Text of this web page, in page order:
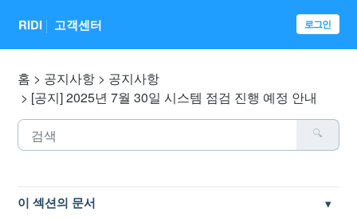
RIDI 고객센터 로그인
홈 공지사항
공지사항
[공지] 2025년 7월 30일 시스템 점검 진행 예정 안내
이 섹션의 문서